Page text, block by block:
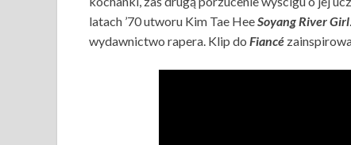
latach ’70 utworu Kim Tae HeeSoyang River Girl
wydawnictwo rapera. Klip do Fiancé